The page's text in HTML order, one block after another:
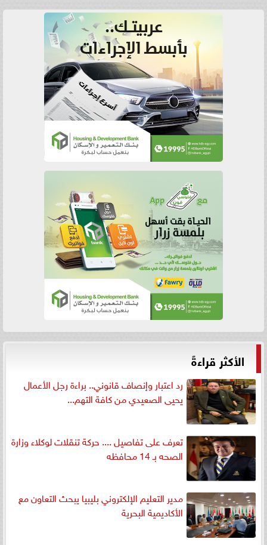
الأكثر قراءةً
رد اعتبار وإنصاف قانوني.. براءة رجل الأعمال
يحيى الصعيدي من كافة التهم...
تعرف على تفاصيل .... حركة تنقلات لوكلاء وزارة
الصحه بـ 14 محافظه
مدير التعليم الإلكتروني بليبيا يبحث التعاون مع
الأكاديمية البحرية